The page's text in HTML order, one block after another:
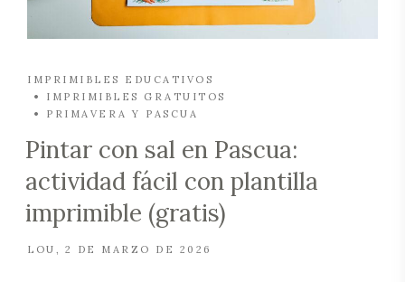
IMPRIMIBLES EDUCATIVOS
IMPRIMIBLES GRATUITOS
PRIMAVERA Y PASCUA
Pintar con sal en Pascua:
actividad fácil con plantilla
imprimible (gratis)
LOU 2 DE MARZO DE 2026